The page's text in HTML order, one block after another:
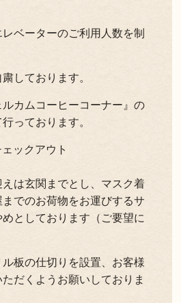
レベーターのご利用人数を制
しております。
ルカムコーヒーコーナー』の
っております。
ックアウト
えは玄関までとし、マスク着
でのお荷物をお運びするサ
としております（ご要望に
ル板の仕切りを設置、お客様
だくようお願いしておりま